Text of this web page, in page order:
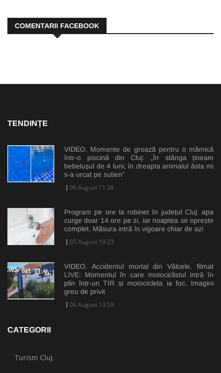
COMENTARII FACEBOOK
TENDINȚE
VIDEO. Momente de groază pentru o mămică
într-o piscină din Cluj: „În stânga țineam
bebelușul de 4 luni, în dreapta animalul ăsta mi
s-a urcat pe sutien”
06 August 11:38
Program pe ore la robinet în județul Cluj: apa
curge doar 14 ore pe zi, iar noaptea se oprește
complet. Măsura intră în vigoare chiar de azi
05 August 19:23
VIDEO. Accidentul mortal din Vâlcele, filmat
LIVE: Momentul în care motociclistul intră în
plin într-un TIR și motocicleta ia foc. Imagini
greu de privit
06 August 13:59
CATEGORII
Turism Cluj